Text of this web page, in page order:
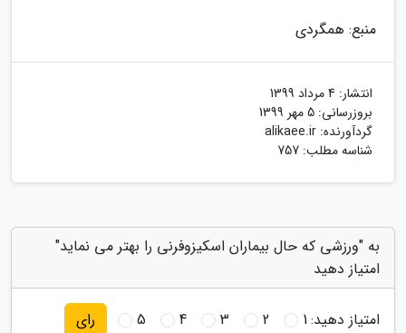
منبع: همگردی
انتشار: 4 مرداد 1399
بروزرسانی: 5 مهر 1399
گردآورنده: alikaee.ir
شناسه مطلب: 757
به "ورزشی که حال بیماران اسکیزوفرنی را بهتر می نماید"
امتیاز دهید
امتیاز دهید:1
2
3
4
5 رای